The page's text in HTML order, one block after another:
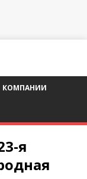
КОМПАНИИ
я